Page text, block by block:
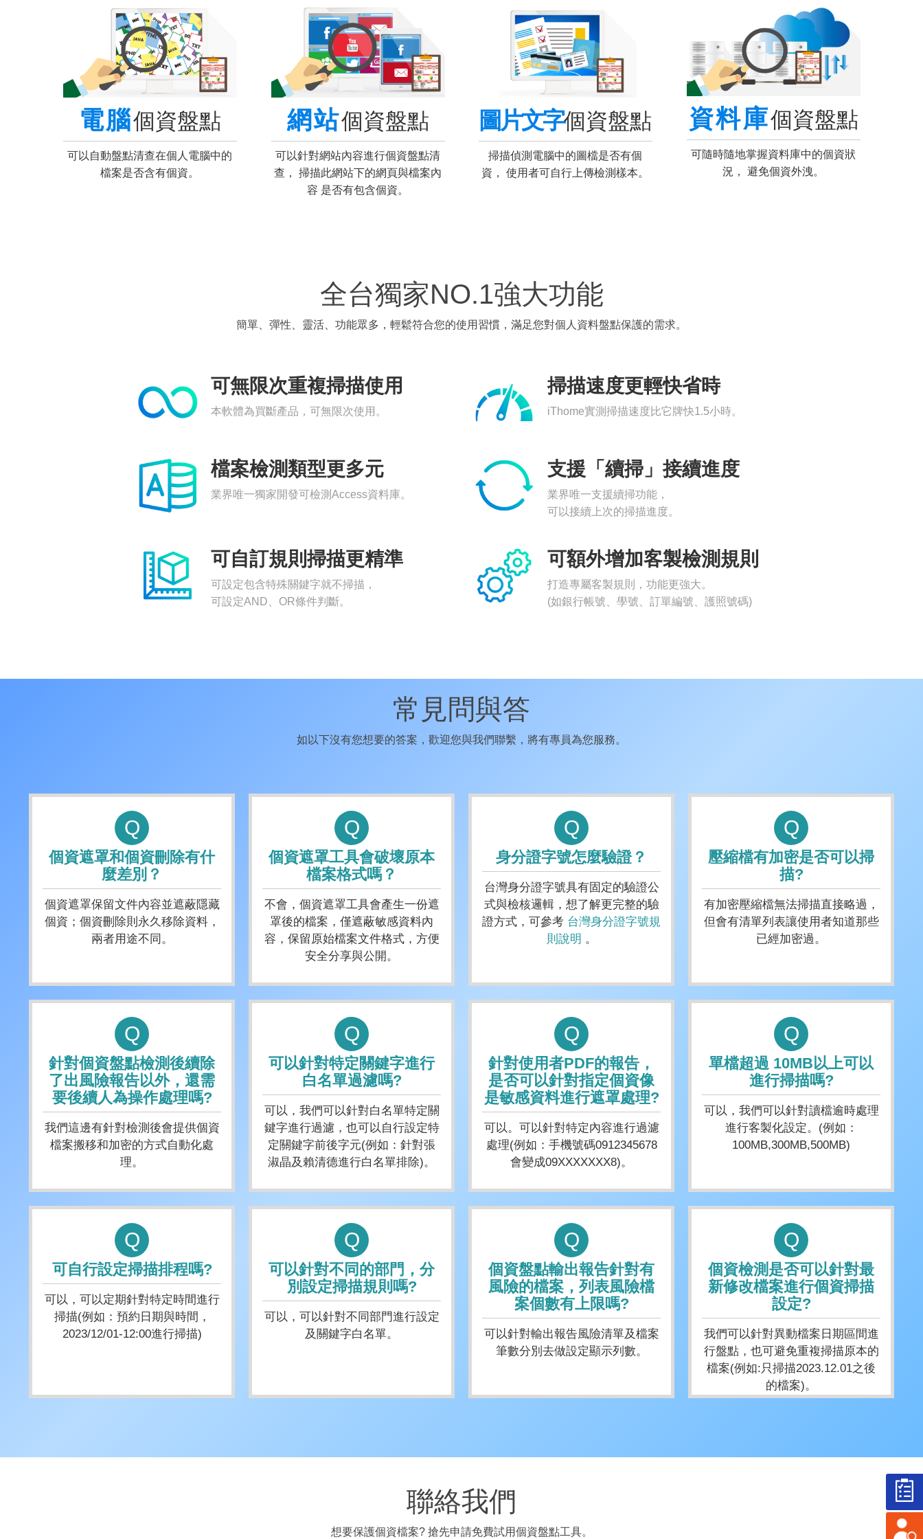
電腦個資盤點
可以自動盤點清查在個人電腦中的
檔案是否含有個資。
網站個資盤點
可以針對網站內容進行個資盤點清
查， 掃描此網站下的網頁與檔案內
容 是否有包含個資。
圖片文字個資盤點
掃描偵測電腦中的圖檔是否有個
資， 使用者可自行上傳檢測樣本。
資料庫個資盤點
可隨時隨地掌握資料庫中的個資狀
況， 避免個資外洩。
全台獨家NO.1強大功能
簡單、彈性、靈活、功能眾多，輕鬆符合您的使用習慣，滿足您對個人資料盤點保護的需求。
可無限次重複掃描使用
本軟體為買斷產品，可無限次使用。
掃描速度更輕快省時
iThome實測掃描速度比它牌快1.5小時。
檔案檢測類型更多元
業界唯一獨家開發可檢測Access資料庫。
支援「續掃」接續進度
業界唯一支援續掃功能，
可以接續上次的掃描進度。
可自訂規則掃描更精準
可設定包含特殊關鍵字就不掃描，
可設定AND、OR條件判斷。
可額外增加客製檢測規則
打造專屬客製規則，功能更強大。
(如銀行帳號、學號、訂單編號、護照號碼)
常見問與答
如以下沒有您想要的答案，歡迎您與我們聯繫，將有專員為您服務。
Q
個資遮罩和個資刪除有什
麼差別？
個資遮罩保留文件內容並遮蔽隱藏
個資；個資刪除則永久移除資料，
兩者用途不同。
Q
個資遮罩工具會破壞原本
檔案格式嗎？
不會，個資遮罩工具會產生一份遮
罩後的檔案，僅遮蔽敏感資料內
容，保留原始檔案文件格式，方便
安全分享與公開。
Q
身分證字號怎麼驗證？
台灣身分證字號具有固定的驗證公
式與檢核邏輯，想了解更完整的驗
證方式，可參考 台灣身分證字號規
則說明 。
Q
壓縮檔有加密是否可以掃
描?
有加密壓縮檔無法掃描直接略過，
但會有清單列表讓使用者知道那些
已經加密過。
Q
針對個資盤點檢測後續除
了出風險報告以外，還需
要後續人為操作處理嗎?
我們這邊有針對檢測後會提供個資
檔案搬移和加密的方式自動化處
理。
Q
可以針對特定關鍵字進行
白名單過濾嗎?
可以，我們可以針對白名單特定關
鍵字進行過濾，也可以自行設定特
定關鍵字前後字元(例如：針對張
淑晶及賴清德進行白名單排除)。
Q
針對使用者PDF的報告，
是否可以針對指定個資像
是敏感資料進行遮罩處理?
可以。可以針對特定內容進行過濾
處理(例如：手機號碼0912345678
會變成09XXXXXXX8)。
Q
單檔超過 10MB以上可以
進行掃描嗎?
可以，我們可以針對讀檔逾時處理
進行客製化設定。(例如：
100MB,300MB,500MB)
Q
可自行設定掃描排程嗎?
可以，可以定期針對特定時間進行
掃描(例如：預約日期與時間，
2023/12/01-12:00進行掃描)
Q
可以針對不同的部門，分
別設定掃描規則嗎?
可以，可以針對不同部門進行設定
及關鍵字白名單。
Q
個資盤點輸出報告針對有
風險的檔案，列表風險檔
案個數有上限嗎?
可以針對輸出報告風險清單及檔案
筆數分別去做設定顯示列數。
Q
個資檢測是否可以針對最
新修改檔案進行個資掃描
設定?
我們可以針對異動檔案日期區間進
行盤點，也可避免重複掃描原本的
檔案(例如:只掃描2023.12.01之後
的檔案)。
聯絡我們
想要保護個資檔案? 搶先申請免費試用個資盤點工具。